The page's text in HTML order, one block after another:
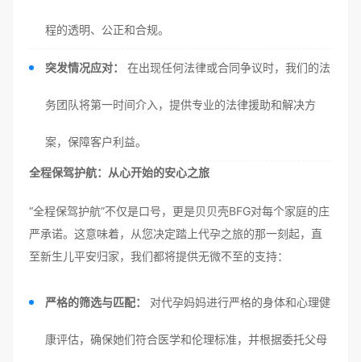
程的透明、公正和合规。
突发情况应对： 在出现任何法律或合同争议时，我们的法
务团队将第一时间介入，提供专业的法律援助和解决方
案，保障客户利益。
全程保驾护航：从心开始的安心之旅
“全程保驾护航”不仅是口号，更是贝贝壳BFG对每个家庭的庄
严承诺。这意味着，从您决定踏上代孕之旅的那一刻起，直
至新生儿平安归家，我们都将提供无微不至的支持：
严格的筛选与匹配： 对代孕妈妈进行严格的身体和心理健
康评估，确保她们符合医学和伦理标准，并根据委托父母